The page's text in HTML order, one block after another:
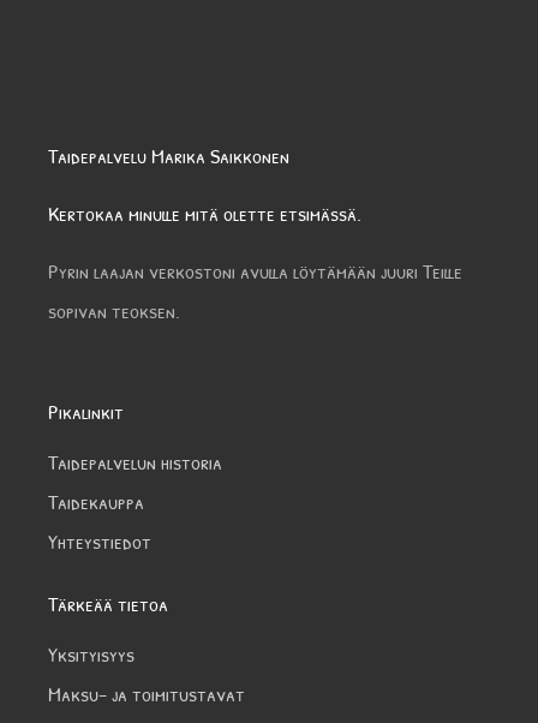
Taidepalvelu Marika Saikkonen
Kertokaa minulle mitä olette etsimässä.
Pyrin laajan verkostoni avulla löytämään juuri Teille
sopivan teoksen.
Pikalinkit
Taidepalvelun historia
Taidekauppa
Yhteystiedot
Tärkeää tietoa
Yksityisyys
Maksu- ja toimitustavat